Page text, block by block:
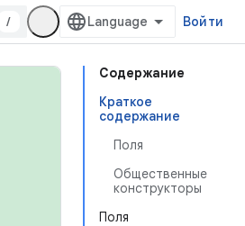
/ Войти
Содержание
Краткое
содержание
Поля
Общественные
конструкторы
Поля